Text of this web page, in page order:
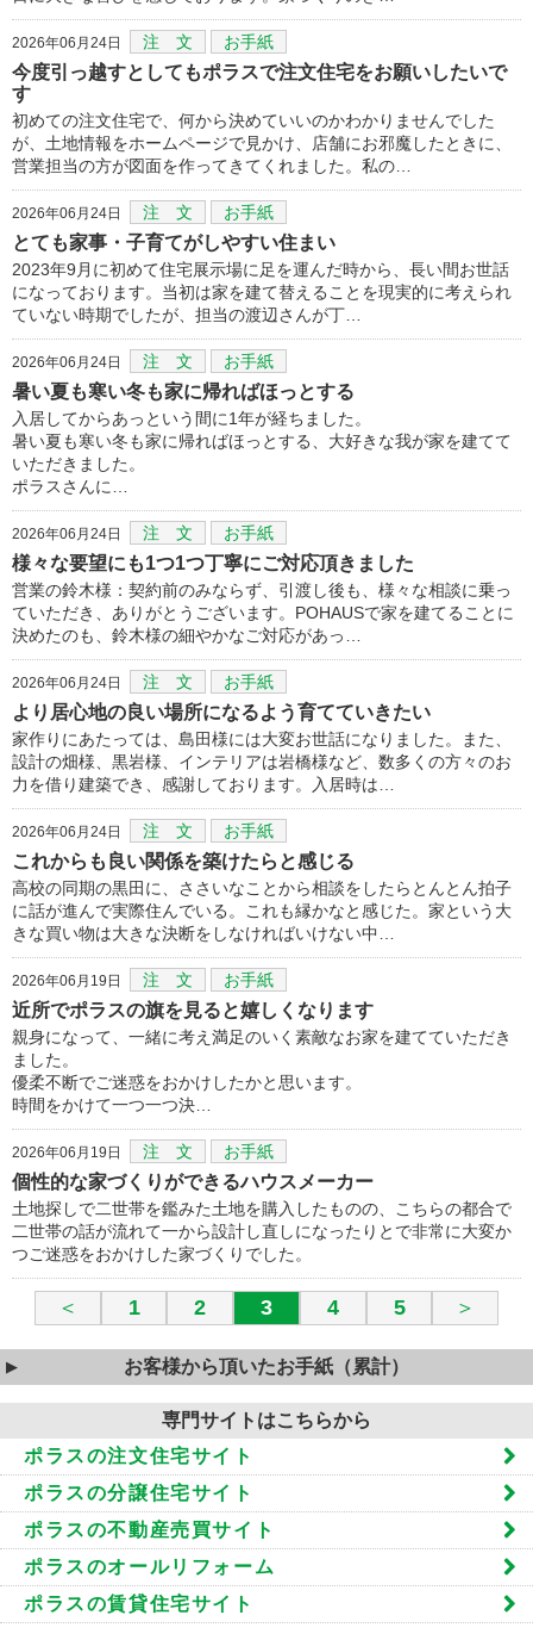
2026年06月24日 注 文 お手紙
今度引っ越すとしてもポラスで注文住宅をお願いしたいで
す
初めての注文住宅で、何から決めていいのかわかりませんでした
が、土地情報をホームページで見かけ、店舗にお邪魔したときに、
営業担当の方が図面を作ってきてくれました。私の…
2026年06月24日 注 文 お手紙
とても家事・子育てがしやすい住まい
2023年9月に初めて住宅展示場に足を運んだ時から、長い間お世話
になっております。当初は家を建て替えることを現実的に考えられ
ていない時期でしたが、担当の渡辺さんが丁…
2026年06月24日 注 文 お手紙
暑い夏も寒い冬も家に帰ればほっとする
入居してからあっという間に1年が経ちました。
暑い夏も寒い冬も家に帰ればほっとする、大好きな我が家を建てて
いただきました。
ポラスさんに…
2026年06月24日 注 文 お手紙
様々な要望にも1つ1つ丁寧にご対応頂きました
営業の鈴木様：契約前のみならず、引渡し後も、様々な相談に乗っ
ていただき、ありがとうございます。POHAUSで家を建てることに
決めたのも、鈴木様の細やかなご対応があっ…
2026年06月24日 注 文 お手紙
より居心地の良い場所になるよう育てていきたい
家作りにあたっては、島田様には大変お世話になりました。また、
設計の畑様、黒岩様、インテリアは岩橋様など、数多くの方々のお
力を借り建築でき、感謝しております。入居時は…
2026年06月24日 注 文 お手紙
これからも良い関係を築けたらと感じる
高校の同期の黒田に、ささいなことから相談をしたらとんとん拍子
に話が進んで実際住んでいる。これも縁かなと感じた。家という大
きな買い物は大きな決断をしなければいけない中…
2026年06月19日 注 文 お手紙
近所でポラスの旗を見ると嬉しくなります
親身になって、一緒に考え満足のいく素敵なお家を建てていただき
ました。
優柔不断でご迷惑をおかけしたかと思います。
時間をかけて一つ一つ決…
2026年06月19日 注 文 お手紙
個性的な家づくりができるハウスメーカー
土地探しで二世帯を鑑みた土地を購入したものの、こちらの都合で
二世帯の話が流れて一から設計し直しになったりとで非常に大変か
つご迷惑をおかけした家づくりでした。
＜ 1 2 3 4 5 ＞
お客様から頂いたお手紙（累計）
専門サイトはこちらから
ポラスの注文住宅サイト
ポラスの分譲住宅サイト
ポラスの不動産売買サイト
ポラスのオールリフォーム
ポラスの賃貸住宅サイト